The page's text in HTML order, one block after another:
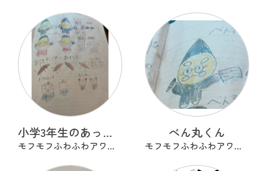
小学3年生のあったらいいな
モフモフふわふわアワアワ
べん丸くん
モフモフふわふわアワアワ